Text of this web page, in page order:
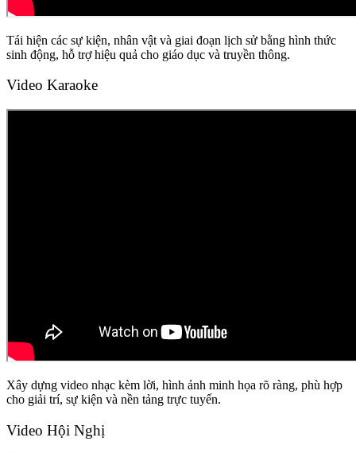
Tái hiện các sự kiện, nhân vật và giai đoạn lịch sử bằng hình thức
sinh động, hỗ trợ hiệu quả cho giáo dục và truyền thông.
Video Karaoke
Xây dựng video nhạc kèm lời, hình ảnh minh họa rõ ràng, phù hợp
cho giải trí, sự kiện và nền tảng trực tuyến.
Video Hội Nghị